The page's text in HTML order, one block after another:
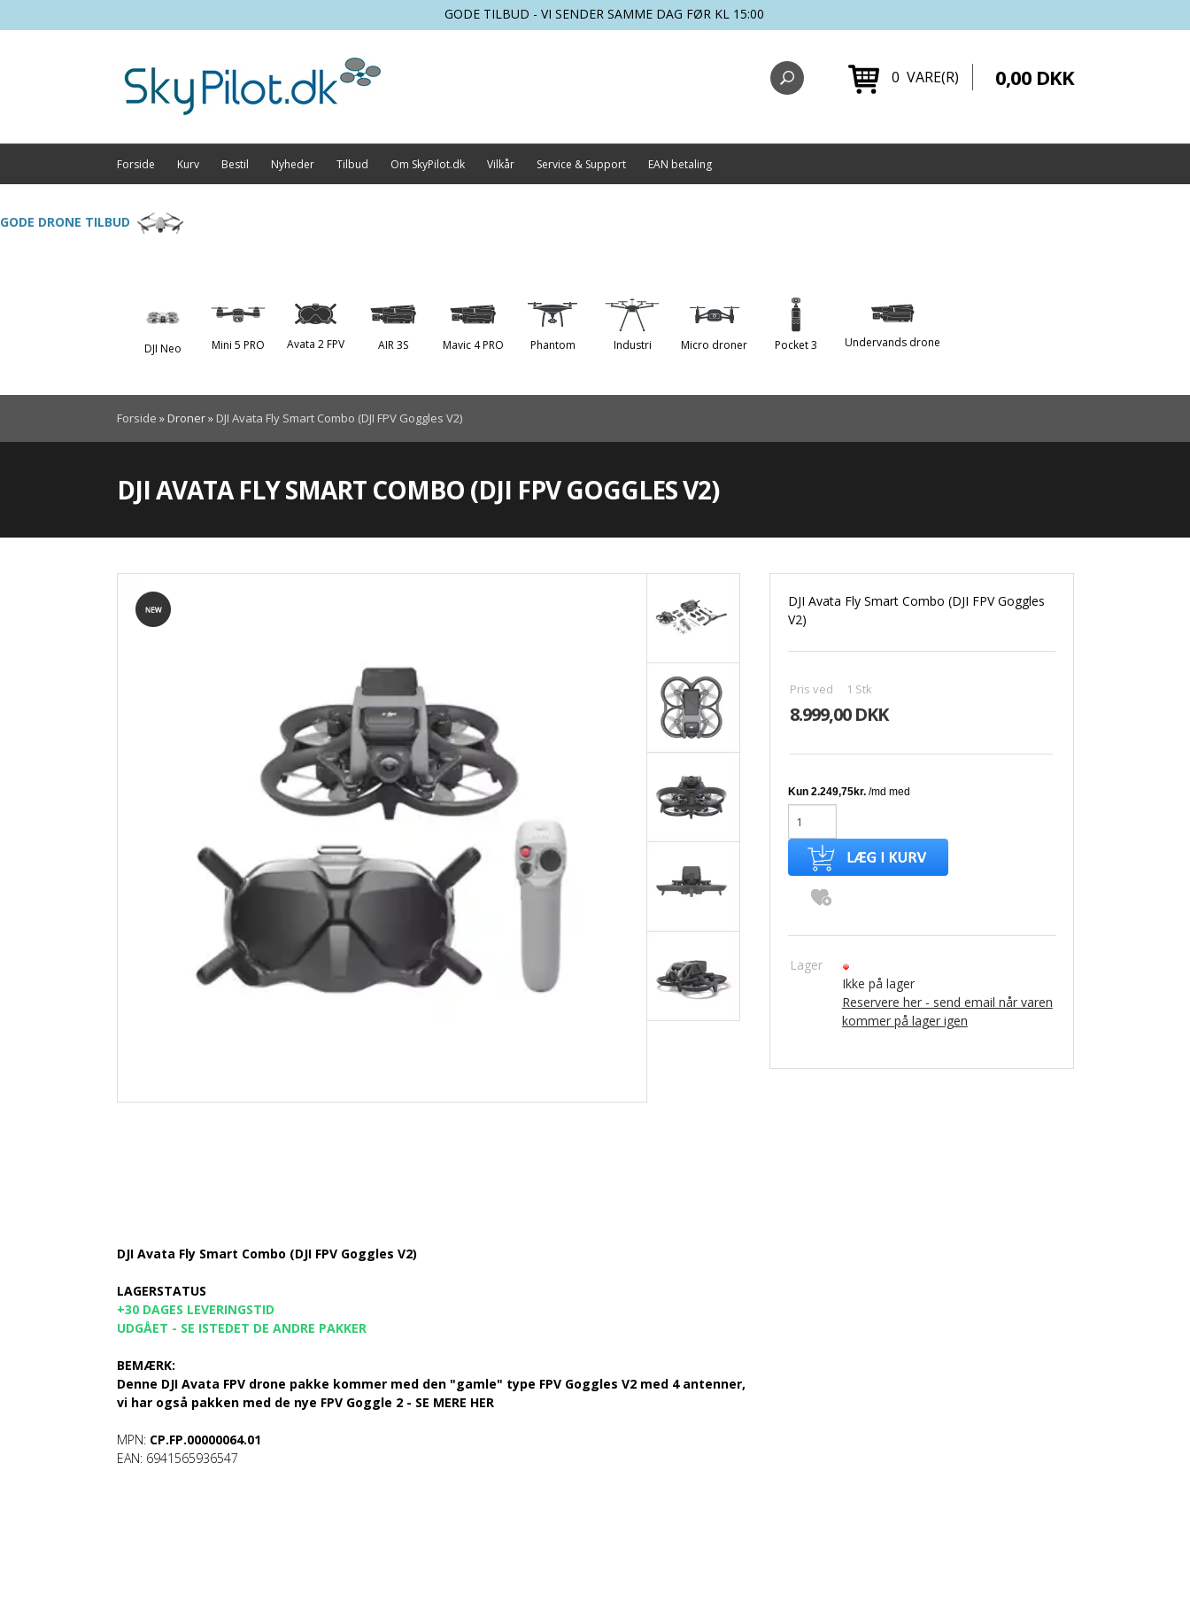
GODE TILBUD - VI SENDER SAMME DAG FØR KL 15:00
0 VARE(R) 0,00 DKK
Forside Kurv Bestil Nyheder Tilbud Om SkyPilot.dk Vilkår Service & Support EAN betaling
GODE DRONE TILBUD
DJI Neo Mini 5 PRO Avata 2 FPV AIR 3S Mavic 4 PRO Phantom Industri Micro droner Pocket 3 Undervands drone
Forside » Droner» DJI Avata Fly Smart Combo (DJI FPV Goggles V2)
DJI AVATA FLY SMART COMBO (DJI FPV GOGGLES V2)
DJI Avata Fly Smart Combo (DJI FPV Goggles
V2)
Pris ved 1 Stk
8.999,00 DKK
Lager
Ikke på lager
Reservere her - send email når varen
kommer på lager igen
DJI Avata Fly Smart Combo (DJI FPV Goggles V2)
LAGERSTATUS
+30 DAGES LEVERINGSTID
UDGÅET - SE ISTEDET DE ANDRE PAKKER
BEMÆRK:
Denne DJI Avata FPV drone pakke kommer med den "gamle" type FPV Goggles V2 med 4 antenner,
vi har også pakken med de nye FPV Goggle 2 - SE MERE HER
MPN: CP.FP.00000064.01
EAN: 6941565936547